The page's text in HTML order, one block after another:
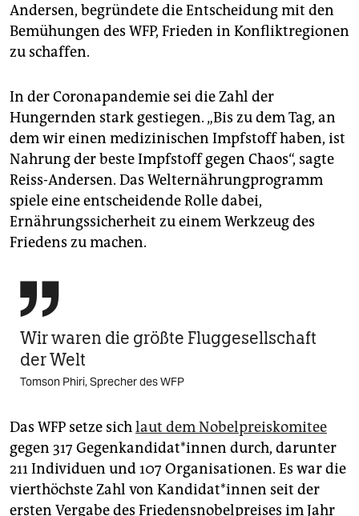
Andersen, begründete die Entscheidung mit den
Bemühungen des WFP, Frieden in Konfliktregionen
zu schaffen.
In der Coronapandemie sei die Zahl der
Hungernden stark gestiegen. „Bis zu dem Tag, an
dem wir einen medizinischen Impfstoff haben, ist
Nahrung der beste Impfstoff gegen Chaos“, sagte
Reiss-Andersen. Das Welternährungprogramm
spiele eine entscheidende Rolle dabei,
Ernährungssicherheit zu einem Werkzeug des
Friedens zu machen.

Wir waren die größte Fluggesellschaft
der Welt
Tomson Phiri, Sprecher des WFP
Das WFP setze sichlaut dem Nobelpreiskomitee
gegen 317 Gegenkandidat*innen durch, darunter
211 Individuen und 107 Organisationen. Es war die
vierthöchste Zahl von Kandidat*innen seit der
ersten Vergabe des Friedensnobelpreises im Jahr